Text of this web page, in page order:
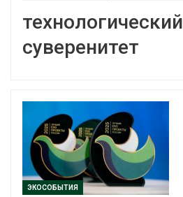
технологический
суверенитет
ЭКОСОБЫТИЯ